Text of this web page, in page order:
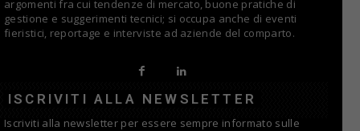
argomenti fra cui tendenze di mercato, buone pratiche di
gestione e suggerimenti tecnici; si occupa anche di eventi
fieristici, reportage e interviste ad aziende del comparto.
ISCRIVITI ALLA NEWSLETTER
Iscriviti alla newsletter per essere sempre informato sulle